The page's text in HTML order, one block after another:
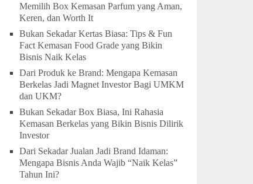
Memilih Box Kemasan Parfum yang Aman,
Keren, dan Worth It
Bukan Sekadar Kertas Biasa: Tips & Fun
Fact Kemasan Food Grade yang Bikin
Bisnis Naik Kelas
Dari Produk ke Brand: Mengapa Kemasan
Berkelas Jadi Magnet Investor Bagi UMKM
dan UKM?
Bukan Sekadar Box Biasa, Ini Rahasia
Kemasan Berkelas yang Bikin Bisnis Dilirik
Investor
Dari Sekadar Jualan Jadi Brand Idaman:
Mengapa Bisnis Anda Wajib “Naik Kelas”
Tahun Ini?